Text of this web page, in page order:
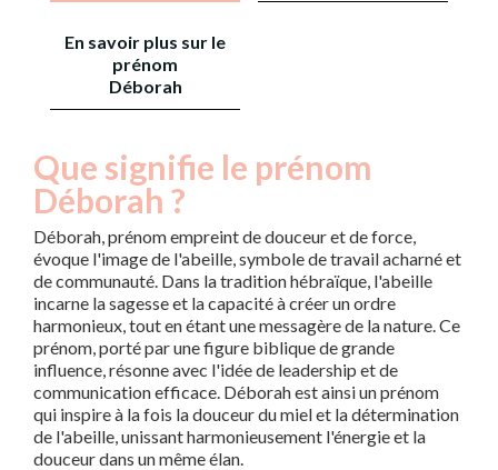
En savoir plus sur le
prénom
Déborah
Que signifie le prénom
Déborah ?
Déborah, prénom empreint de douceur et de force,
évoque l'image de l'abeille, symbole de travail acharné et
de communauté. Dans la tradition hébraïque, l'abeille
incarne la sagesse et la capacité à créer un ordre
harmonieux, tout en étant une messagère de la nature. Ce
prénom, porté par une figure biblique de grande
influence, résonne avec l'idée de leadership et de
communication efficace. Déborah est ainsi un prénom
qui inspire à la fois la douceur du miel et la détermination
de l'abeille, unissant harmonieusement l'énergie et la
douceur dans un même élan.